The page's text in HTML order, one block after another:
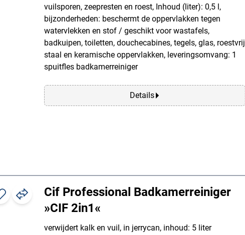
vuilsporen, zeepresten en roest, Inhoud (liter): 0,5 l,
bijzonderheden: beschermt de oppervlakken tegen
watervlekken en stof / geschikt voor wastafels,
badkuipen, toiletten, douchecabines, tegels, glas, roestvrij
staal en keramische oppervlakken, leveringsomvang: 1
spuitfles badkamerreiniger
Details
Cif Professional Badkamerreiniger
»CIF 2in1«
verwijdert kalk en vuil, in jerrycan, inhoud: 5 liter